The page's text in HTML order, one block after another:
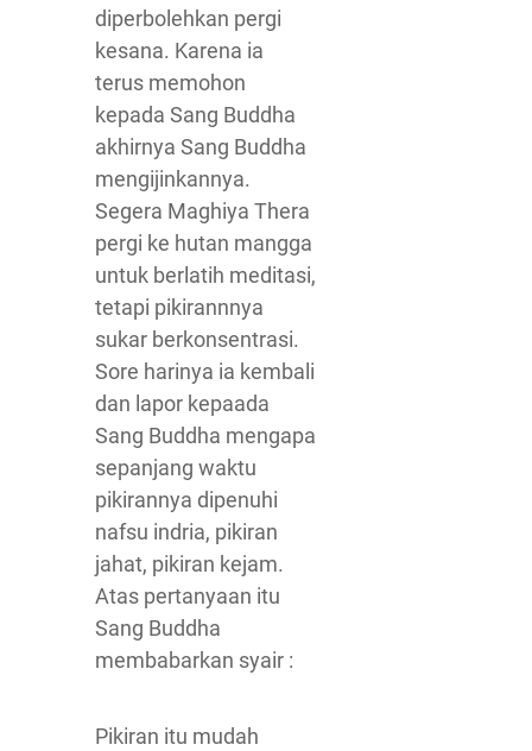
diperbolehkan pergi
kesana. Karena ia
terus memohon
kepada Sang Buddha
akhirnya Sang Buddha
mengijinkannya.
Segera Maghiya Thera
pergi ke hutan mangga
untuk berlatih meditasi,
tetapi pikirannnya
sukar berkonsentrasi.
Sore harinya ia kembali
dan lapor kepaada
Sang Buddha mengapa
sepanjang waktu
pikirannya dipenuhi
nafsu indria, pikiran
jahat, pikiran kejam.
Atas pertanyaan itu
Sang Buddha
membabarkan syair :
Pikiran itu mudah